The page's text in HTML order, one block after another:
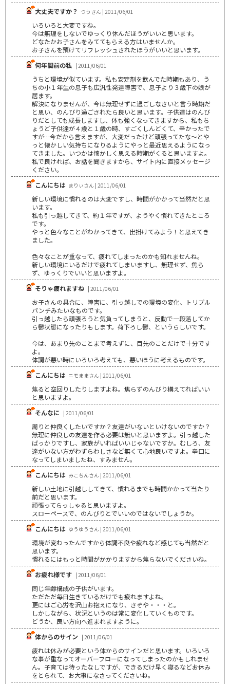
大丈夫ですか？ つうさん | 2011/06/01
いろいろと大変ですね。
今は無理をしないでゆっくり休んだほうがいいと思います。
どなたかお子さんをみててもらえる方はいませんか。
お子さんを預けてリフレッシュされたほうがいいと思います。
何年間前の私 | 2011/06/01
うちと環境が似ています。私も安定剤を飲んでた時期もあり、う
ちの小１年生の息子も広汎性発達障害で、息子より３歳下の娘が
居ます。
解決になりませんが、今は無理せずに過ごしなさいと言う時期だ
と思い、のんびり過ごされたら良いと思います。子供達はのんび
りだとしても成長しますし、体も強くなってきますから、私もち
ょうど子供達が４歳と１歳の時、すごくしんどくて、辛かったで
すが…今だから言えますが、大変だったけど頑張ってたな～とや
っと懐かしい気持ちになりるようにやっと最近思えるようになっ
てきました。いつかは懐かしく思える時期がくると思いますよ。
私で良ければ、お話を聞きますから、サイト内に直接メッセージ
ください。
こんにちは まりぃさん | 2011/06/01
新しい環境に慣れるのは大変ですし、時間がかかって当然だと思
います。
私も引っ越してきて、約１年ですが、ようやく慣れてきたところ
です。
やっと色々なことがわかってきて、出掛けてみよう！と思えてき
ました。
色々なことが重なって、疲れてしまったのかも知れませんね。
新しい環境にいるだけで疲れてしまいますし、無理せず、焦ら
ず、ゆっくりでいいと思いますよ。
そりゃ疲れますね | 2011/06/01
お子さんの具合に、障害に、引っ越しでの環境の変化、トリプル
パンチみたいなものです。
引っ越したら頑張ろうと気負ってしまうと、反動で一段落してか
ら鬱状態になったりもします。荷下ろし鬱、というらしいです。
今は、あまり先のことまで考えずに、目先のことだけで十分です
よ。
体調が悪い時にいろいろ考えても、悪いほうに考えるものです。
こんにちは ニモままさん | 2011/06/01
焦ると空回りしたりしますよね。焦らずのんびり構えてればいい
と思いますよ。
そんなに | 2011/06/01
周りと仲良くしたいですか？友達がいないといけないのですか？
無理に仲良しの友達を作る必要は無いと思いますよ。引っ越した
ばっかりですし、家族がいればいいじゃないですか。むしろ、友
達がいない方がわずらわしさなど無くて心地良いですよ。辛口に
なってしまいましたね、すみません。
こんにちは みこちんさん | 2011/06/01
新しい土地に引越ししてきて、慣れるまでも時間かかって当たり
前だと思います。
頑張ってらっしゃると思いますよ。
スローペースで、のんびりとでいいのではないでしょうか。
こんにちは ゆうゆうさん | 2011/06/01
環境が変わったんですから体調不良や疲れなど感じても当然だと
思います。
慣れるにはもっと時間がかかりますから焦らないでくださいね。
お疲れ様です | 2011/06/01
同じ年齢構成の子供がいます。
ただただ毎日生きているだけでも疲れますよね。
更にはご心労を沢山お抱えになり、さぞや・・・と。
しかしながら、状況というのは常に変化していくものです。
どうか、良い方向へ進まれますように。
体からのサイン | 2011/06/01
疲れは休みが必要という体からのサインだと思います。いろいろ
な事が重なってオーバーフローになってしまったのかもしれませ
ん。子育ては待ったなしですが、できるだけ早く寝るなどお休み
をとられて、お大事になさってくださいね。